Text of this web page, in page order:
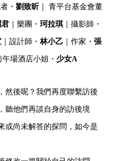
・ 劉致昕｜ 青平台基金會董
君 ｜樂團・ 珂拉琪｜攝影師・
｜設計師・林小乙 ｜作家・ 張
午場酒店小姐・ 少女A
然後呢？我們再度聯繫訪後
聽他們再談自身的訪後境
或尚未解答的探問，如今是